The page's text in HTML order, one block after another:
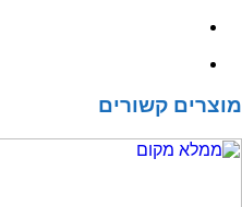
כחול
ס"מ
מוצרים קשורים